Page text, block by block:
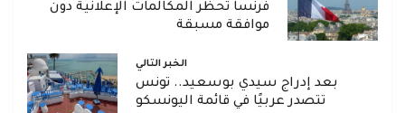
فرنسا تحظر المكالمات الإعلانية دون
موافقة مسبقة
الخبر التالي
بعد إدراج سيدي بوسعيد.. تونس
تتصدر عربيًا في قائمة اليونسكو